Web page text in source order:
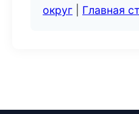
округ
Главная